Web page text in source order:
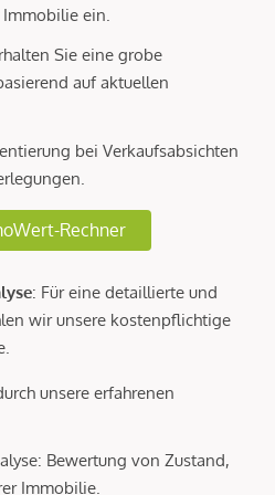
ein.
Sie eine grobe
auf aktuellen
bei Verkaufsabsichten
Rechner
: Für eine detaillierte und
wir unsere kostenpflichtige
unsere erfahrenen
Bewertung von Zustand,
Immobilie.